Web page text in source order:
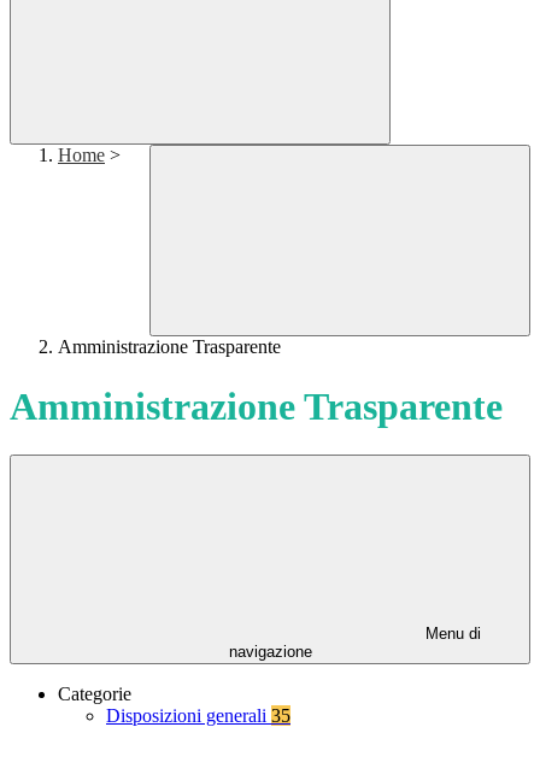
Home >
Amministrazione Trasparente
Amministrazione Trasparente
Menu di
navigazione
Categorie
Disposizioni generali 35